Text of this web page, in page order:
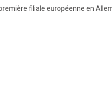
filiale européenne en